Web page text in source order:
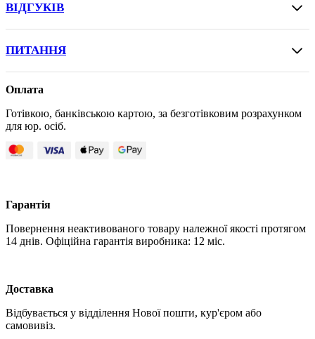
ВІДГУКІВ
ПИТАННЯ
Оплата
Готівкою, банківською картою, за безготівковим розрахунком
для юр. осіб.
Гарантія
Повернення неактивованого товару належної якості протягом
14 днів. Офіційна гарантія виробника: 12 міс.
Доставка
Відбувається у відділення Нової пошти, кур'єром або
самовивіз.